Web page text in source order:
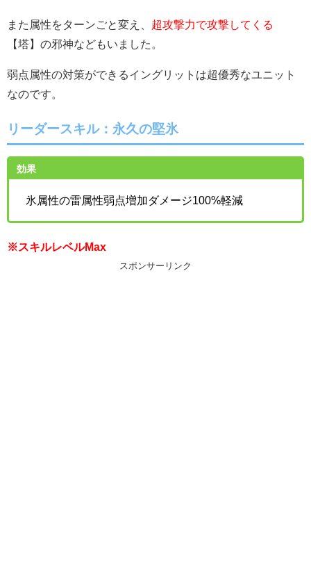
また属性をターンごと変え、 超攻撃力で攻撃してくる
【塔】の邪神などもいました。
弱点属性の対策ができるイングリットは超優秀なユニット
なのです。
リーダースキル： 永久の堅氷
効果
氷属性の雷属性弱点増加ダメージ100%軽減
※スキルレベルMax
スポンサーリンク